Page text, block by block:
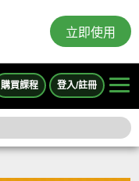
立即使用
購買課程 登入/註冊